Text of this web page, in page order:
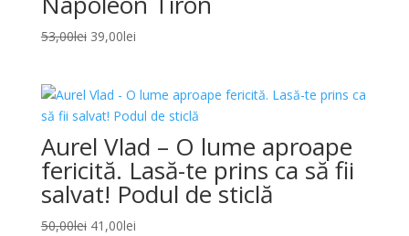
53,00lei Original
53,00lei.
39,00leiCurrent
39,00lei.
Aurel Vlad – O lume aproape
fericită. Lasă-te prins ca să fii
salvat! Podul de sticlă
50,00lei Original
41,00leiCurrent